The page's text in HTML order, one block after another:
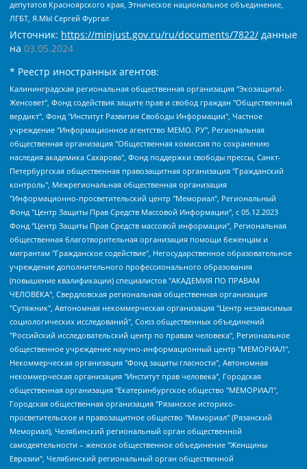
депутатов Красноярского края, Этническое национальное объединение,
ЛГБТ, Я.МЫ Сергей Фургал
Источник: https://minjust.gov.ru/ru/documents/7822/ данные
на 03.05.2024
* Реестр иностранных агентов:
Калининградская региональная общественная организация "Экозащита!-Женсовет", Фонд содействия защите прав и свобод граждан "Общественный вердикт", Фонд "Институт Развития Свободы Информации", Частное учреждение "Информационное агентство МЕМО. РУ", Региональная общественная организация "Общественная комиссия по сохранению наследия академика Сахарова", Фонд поддержки свободы прессы, Санкт-Петербургская общественная правозащитная организация "Гражданский контроль", Межрегиональная общественная организация "Информационно-просветительский центр "Мемориал", Региональный Фонд "Центр Защиты Прав Средств Массовой Информации", с 05.12.2023 Фонд "Центр Защиты Прав Средств массовой информации", Региональная общественная благотворительная организация помощи беженцам и мигрантам "Гражданское содействие", Негосударственное образовательное учреждение дополнительного профессионального образования (повышение квалификации) специалистов "АКАДЕМИЯ ПО ПРАВАМ ЧЕЛОВЕКА", Свердловская региональная общественная организация "Сутяжник", Автономная некоммерческая организация "Центр независимых социологических исследований", Союз общественных объединений "Российский исследовательский центр по правам человека", Региональное общественное учреждение научно-информационный центр "МЕМОРИАЛ", Некоммерческая организация "Фонд защиты гласности", Автономная некоммерческая организация "Институт прав человека", Городская общественная организация "Екатеринбургское общество "МЕМОРИАЛ", Городская общественная организация "Рязанское историко-просветительское и правозащитное общество "Мемориал" (Рязанский Мемориал), Челябинский региональный орган общественной самодеятельности – женское общественное объединение "Женщины Евразии", Челябинский региональный орган общественной самодеятельности "Уральская правозащитная группа", Фонд содействия защите здоровья и социальной справедливости имени Андрея Рылькова, Автономная Некоммерческая Организация "Аналитический Центр Юрия Левады", Автономная некоммерческая организация социальной поддержки населения "Проект Апрель", Региональная общественная организация помощи женщинам и детям, находящимся в кризисной ситуации "Информационно-методический центр "Анна", Фонд содействия развитию массовых коммуникаций и правовому просвещению "Так-так-Так", Фонд содействия устойчивому развитию "Серебряная тайга", Свердловский региональный общественный фонд социальных проектов "Новое время", "Idel.Реалии", Кавказ.Реалии, Крым.Реалии, Телеканал Настоящее Время, Татаро-башкирская служба Радио Свобода (Azatliq Radiosi), Радио Свободная Европа/Радио Свобода (PCE/PC), "Сибирь.Реалии", "Фактограф", Благотворительный фонд помощи осужденным и их семьям, Автономная некоммерческая организация "Институт глобализации и социальных движений", Фонд "В защиту прав заключенных", Частное учреждение "Центр поддержки и содействия развитию средств массовой информации", Пензенский региональный общественный благотворительный фонд "Гражданский союз", "Север.Реалии", Некоммерческая организация Фонд "Правовая инициатива", Общество с ограниченной ответственностью "Радио Свободная Европа/Радио Свобода", Чешское информационное агентство "MEDIUM-ORIENT", Красноярская региональная общественная организация "Мы против СПИДа", Камалягин Денис Николаевич, Маркелов Сергей Евгеньевич, Пономарев Лев Александрович, Савицкая Людмила Алексеевна, Автономная некоммерческая организация "Центр по работе с проблемой насилия "НАСИЛИЮ.НЕТ", Межрегиональный профессиональный союз работников здравоохранения "Альянс врачей", Юридическое лицо, зарегистрированное в Латвийской Республике, SIA "Medusa Project" (регистрационный номер 40103797863, дата регистрации 10.06.2014), Некоммерческая организация "Фонд по борьбе с коррупцией", Автономная некоммерческая организация "Институт права и публичной политики", Баданин Роман Сергеевич, Гликин Максим Александрович, Железнова Мария Михайловна, Лукьянова Юлия Сергеевна, Маетная Елизавета Витальевна, Маняхин Петр Борисович, Чуракова Ольга Владимировна, Ярош Юлия Петровна, Юридическое лицо "The Insider SIA", зарегистрированное в Риге, Латвийская Республика (дата регистрации 26.06.2015), являющееся администратором доменного имени интернет-издания "The Insider SIA", https://theins.ru, Постернак Алексей Евгеньевич, Рубин Михаил Аркадьевич, Анин Роман Александрович, Юридическое лицо Istories fonds, зарегистрированное в Латвийской Республике (регистрационный номер 50008295751, дата регистрации 24.02.2020), Великовский Дмитрий Александрович, Долинина Ирина Николаевна, Мароховская Алеся Алексеевна, Шлейнов Роман Юрьевич, Шмагун Олеся Валентиновна, Общество с ограниченной ответственностью "Альтаир 2021", Общество с ограниченной ответственностью "Вега 2021", Общество с ограниченной ответственностью "Главный редактор 2021", Общество с ограниченной ответственностью "Ромашки монолит", Важенков Артем Валерьевич, Ивановская областная общественная организация "Центр гендерных исследований", Гурман Юрий Альбертович, Медиапроект "ОВД-Инфо", Егоров Владимир Владимирович, Жилинский Владимир Александрович, Общество с ограниченной ответственностью "ЗП", Иванова София Юрьевна, Карезина Инна Павловна, Кильтау Екатерина Викторовна, Петров Алексей Викторович, Пискунов Сергей Евгеньевич, Смирнов Сергей Сергеевич, Тихонов Михаил Сергеевич, Общество с ограниченной ответственностью "ЖУРНАЛИСТ-ИНОСТРАННЫЙ АГЕНТ", Арапова Галина Юрьевна, Вольтская Татьяна Анатольевна, Американская компания "Mason G.E.S. Anonymous Foundation" (США), являющаяся владельцем интернет-издания https://mnews.world/, Компания "Stichting Bellingcat", зарегистрированная в Нидерландах (дата регистрации 11.07.2018), Захаров Андрей Вячеславович, Клепиковская Екатерина Дмитриевна, Общество с ограниченной ответственностью "МЕМО", Перл Роман Александрович, Симонов Евгений Алексеевич, Соловьева Елена Анатольевна, Сотников Даниил Владимирович, Сурначева Елизавета Дмитриевна, Автономная некоммерческая организация по защите прав человека и информированию населения "Якутия – Наше Мнение", Общество с ограниченной ответственностью "Москоу диджитал медиа", с 26.01.2023 Общество с ограниченной ответственностью "Чайка Белые сады", Ветошкина Валерия Валерьевна, Заговора Максим Александрович, Межрегиональное общественное движение "Российская ЛГБТ - сеть", Оленичев Максим Владимирович, Павлов Иван Юрьевич, Скворцова Елена Сергеевна, Общество с ограниченной ответственностью "Как бы инагент", Кочетков Игорь Викторович, Общество с ограниченной ответственностью "Честные выборы", Еланчик Олег Александрович, Общество с ограниченной ответственностью "Нобелевский призыв", Гималова Регина Эмилевна, Григорьев Андрей Валерьевич, Григорьева Алина Александровна, Ассоциация по содействию защите прав призывников, альтернативнослужащих и военнослужащих "Правозащитная группа "Гражданин.Армия.Право", Хисамова Регина Фаритовна, Автономная некоммерческая организация по реализации социально-правовых программ "Лилит", Дальневосточное общественное движение "Маяк", Санкт-Петербургская ЛГБТ-инициативная группа "Выход", Инициативная группа ЛГБТ+ "Реверс", Алексеев Андрей Викторович, Бекбулатова Таисия Львовна, Беляев Иван Михайлович, Владыкина Елена Сергеевна, Гельман Марат Александрович, Никульшина Вероника Юрьевна, Толоконникова Надежда Андреевна, Шендерович Виктор Анатольевич, Общество с ограниченной ответственностью "Данное сообщение", Общество с ограниченной ответственностью Издательский дом "Новая глава", Айнбиндер Александра Александровна, Московский комьюнити-центр для ЛГБТ+инициатив, Благотворительный фонд развития филантропии, Deutsche Welle (Германия, Kurt-Schumacher-Strasse 3, 53113 Bonn), Борзунова Мария Михайловна, Воробьев Виктор Викторович, Голубева Анна Львовна, Константинова Алла Михайловна, Малкова Ирина Владимировна, Мурадов Мурад Абдулгалимович, Осетинская Елизавета Николаевна, Понасенков Евгений Николаевич, Ганапольский Матвей Юрьевич, Киселев Евгений Алексеевич, Борухович Ирина Григорьевна, Дремин Иван Тимофеевич, Дубровский Дмитрий Викторович, Красноярская региональная общественная организация поддержки и развития альтернативных образовательных технологий и межкультурных коммуникаций "ИНТЕРРА", Маяковская Екатерина Алексеевна, Фейгин Марк Захарович, Филимонов Андрей Викторович, Дзугкоева Регина Николаевна, Доброхотов Роман Александрович, Дудь Юрий Александрович, Елкин Сергей Владимирович, Кругликов Кирилл Игоревич, Сабунаева Мария Леонидовна, Семенов Алексей Владимирович, Шаинян Карен Багратович, Шульман Екатерина Михайловна, Асафьев Артур Валерьевич, Вахштайн Виктор Семенович, Венедиктов Алексей Алексеевич, Лушникова Екатерина Евгеньевна, Волков Леонид Михайлович, Невзоров Александр Глебович, Пархоменко Сергей Борисович, Сироткин Ярослав Николаевич, Кара-Мурза Владимир Владимирович, Баранова Наталья Владимировна, Гозман Леонид Яковлевич, Кагарлицкий Борис Юльевич, Климарев Михаил Валерьевич, Милов Владимир Станиславович, Автономная некоммерческая организация Краснодарский центр современного искусства "Типография", Моргенштерн Алишер Тагирович, Соболь Любовь Эдуардовна, Общество с ограниченной ответственностью "ЛИЗА НОРМ", Каспаров Гарри Кимович, Ходорковский Михаил Борисович, Общество с ограниченной ответственностью "Апрельские тезисы", Данилович Ирина Брониславовна, Кашин Олег Владимирович, Петров Николай Владимирович, Пивоваров Алексей Владимирович, Соколов Михаил Владимирович, Цветкова Юлия Владимировна, Чичваркин Евгений Александрович, Комитет против пыток/Команда против пыток, Общество с ограниченной ответственностью "Первый научный", Общество с ограниченной ответственностью "Вертолет и ко", Белоцерковская Вероника Борисовна, Кац Максим Евгеньевич, Лазарева Татьяна Юрьевна, Шаведдинов Руслан Табризович, Яшин Илья Валерьевич, Общество с ограниченной ответственностью "Иноагент ААВ", Алешковский Дмитрий Петрович, Альбац Евгения Марковна, Быков Дмитрий Львович, Галямина Юлия Евгеньевна, Лойко Сергей Леонидович, Мартынов Кирилл Константинович, Медведев Сергей Александрович, Крашенинников Федор Геннадиевич, Гордеева Катерина Вл